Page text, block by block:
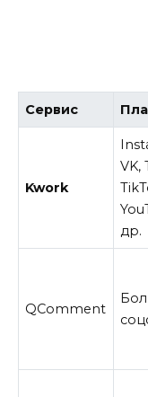
Сервис
Kwork
VK,
др.
QComment